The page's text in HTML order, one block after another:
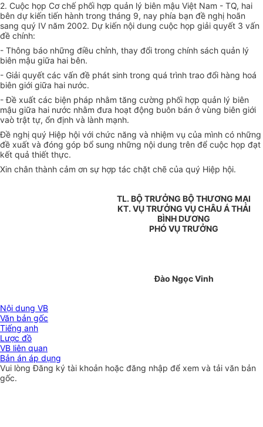
2. Cuộc họp Cơ chế phối hợp quản lý biên mậu Việt Nam - TQ, hai
bên dự kiến tiến hành trong tháng 9, nay phía bạn đề nghị hoãn
sang quý IV năm 2002. Dự kiến nội dung cuộc họp giải quyết 3 vấn
đề chính:
- Thông báo những điều chỉnh, thay đổi trong chính sách quản lý
biên mậu giữa hai bên.
- Giải quyết các vấn đề phát sinh trong quá trình trao đổi hàng hoá
biên giới giữa hai nước.
- Đề xuất các biện pháp nhằm tăng cường phối hợp quản lý biên
mậu giữa hai nước nhằm đưa hoạt động buôn bán ở vùng biên giới
vaò trật tự, ổn định và lành mạnh.
Đề nghị quý Hiệp hội với chức năng và nhiệm vụ của mình có những
đề xuất và đóng góp bổ sung những nội dung trên để cuộc họp đạt
kết quả thiết thực.
Xin chân thành cảm ơn sự hợp tác chặt chẽ của quý Hiệp hội.
TL. BỘ TRƯỞNG BỘ THƯƠNG MẠI
KT. VỤ TRƯỞNG VỤ CHÂU Á THÁI
BÌNH DƯƠNG
PHÓ VỤ TRƯỞNG
Đào Ngọc Vinh
Nội dung VB
Văn bản gốc
Tiếng anh
Lược đồ
VB liên quan
Bản án áp dụng
Vui lòngĐăng ký tài khoản hoặc đăng nhập để xem và tải văn bản
gốc.